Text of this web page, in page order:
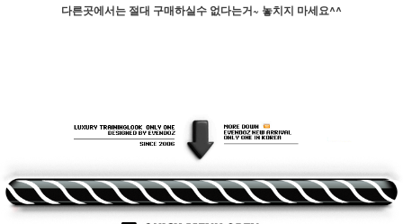
다른곳에서는 절대 구매하실수 없다는거~ 놓치지 마세요^^